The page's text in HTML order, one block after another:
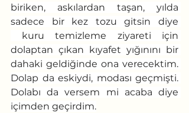
biriken, askılardan taşan, yılda
sadece bir kez tozu gitsin diye
kuru temizleme ziyareti için
dolaptan çıkan kıyafet yığınını bir
dahaki geldiğinde ona verecektim.
Dolap da eskiydi, modası geçmişti.
Dolabı da versem mi acaba diye
içimden geçirdim.